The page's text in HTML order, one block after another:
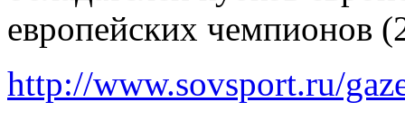
европейских чемпионов
http://www.sovsport.ru/